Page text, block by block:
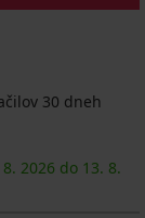
30 dneh
2026 do 13. 8.